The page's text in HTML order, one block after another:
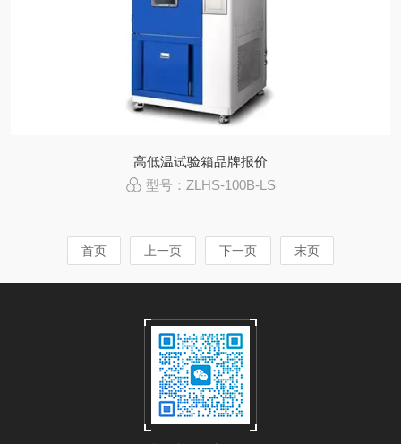
高低温试验箱品牌报价
型号：ZLHS-100B-LS
首页 上一页 下一页 末页